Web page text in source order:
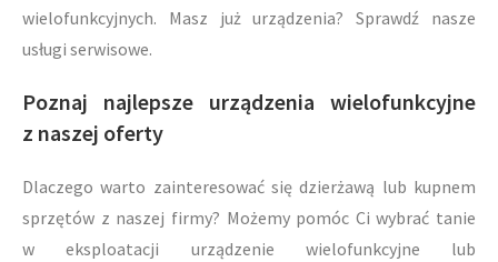
wielofunkcyjnych. Masz już urządzenia? Sprawdź nasze
usługi serwisowe.
Poznaj najlepsze urządzenia wielofunkcyjne
z naszej oferty
Dlaczego warto zainteresować się dzierżawą lub kupnem
sprzętów z naszej firmy? Możemy pomóc Ci wybrać tanie
w eksploatacji urządzenie wielofunkcyjne lub